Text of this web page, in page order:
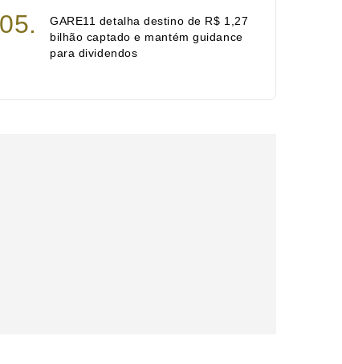
GARE11 detalha destino de R$ 1,27
bilhão captado e mantém guidance
para dividendos